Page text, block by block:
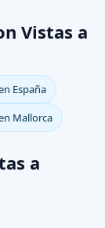
Vistas a
España
Mallorca
a